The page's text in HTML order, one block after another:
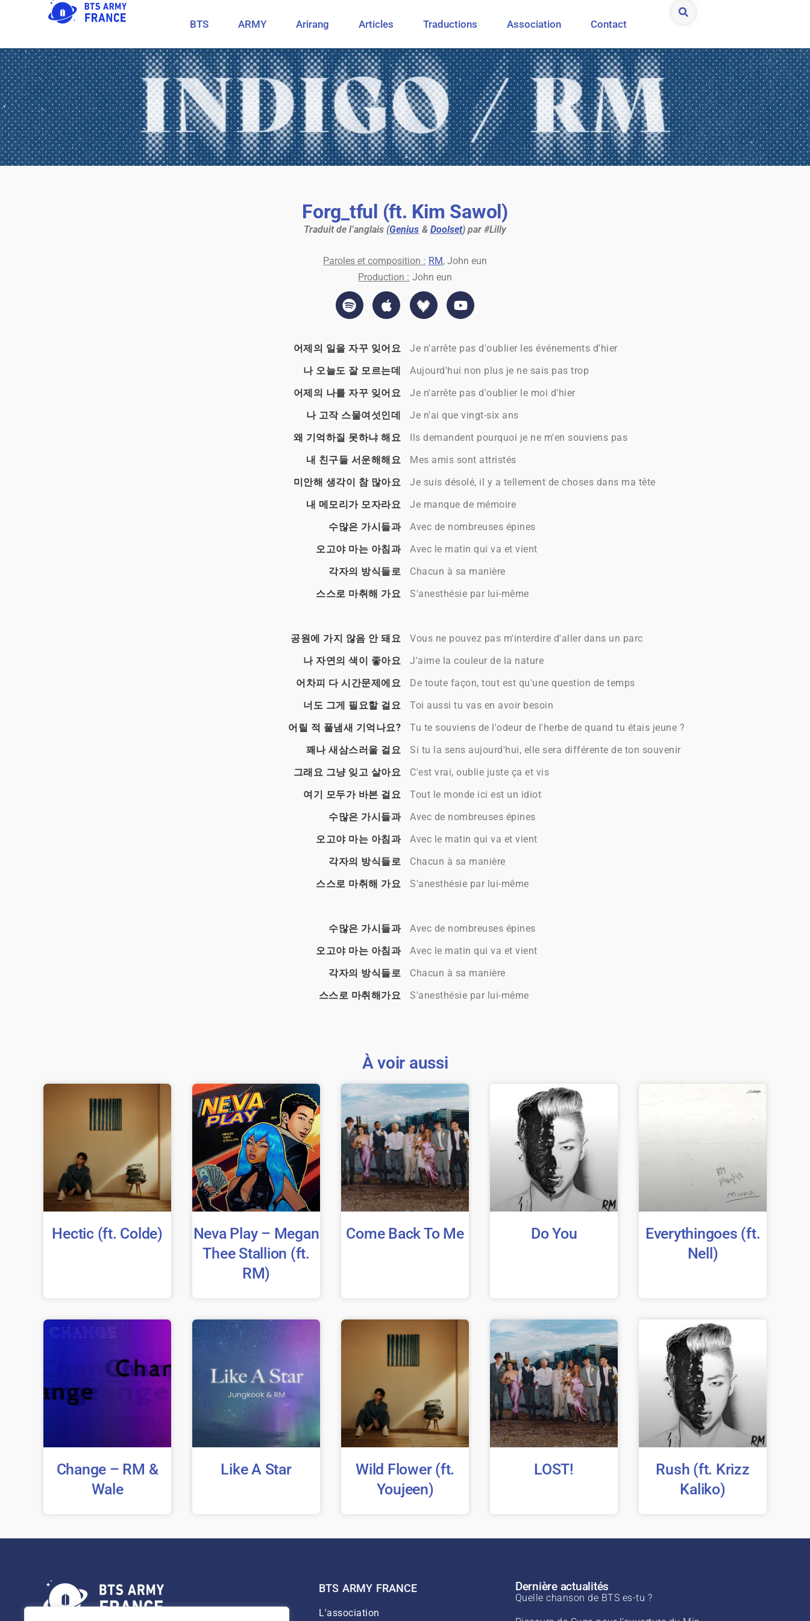
BTS ARMY Arirang Articles Traductions Association Contact
Forg_tful (ft. Kim Sawol)
Traduit de l’anglais (Genius & Doolset) par #Lilly
Paroles et composition : RM, John eun
Production : John eun
어제의 일을 자꾸 잊어요
Je n'arrête pas d'oublier les événements d'hier
나 오늘도 잘 모르는데
Aujourd'hui non plus je ne sais pas trop
어제의 나를 자꾸 잊어요
Je n'arrête pas d'oublier le moi d'hier
나 고작 스물여섯인데
Je n'ai que vingt-six ans
왜 기억하질 못하냐 해요
Ils demandent pourquoi je ne m'en souviens pas
내 친구들 서운해해요
Mes amis sont attristés
미안해 생각이 참 많아요
Je suis désolé, il y a tellement de choses dans ma tête
내 메모리가 모자라요
Je manque de mémoire
수많은 가시들과
Avec de nombreuses épines
오고야 마는 아침과
Avec le matin qui va et vient
각자의 방식들로
Chacun à sa manière
스스로 마취해 가요
S'anesthésie par lui-même
공원에 가지 않음 안 돼요
Vous ne pouvez pas m'interdire d'aller dans un parc
나 자연의 색이 좋아요
J'aime la couleur de la nature
어차피 다 시간문제에요
De toute façon, tout est qu'une question de temps
너도 그게 필요할 걸요
Toi aussi tu vas en avoir besoin
어릴 적 풀냄새 기억나요?
Tu te souviens de l'odeur de l'herbe de quand tu étais jeune ?
꽤나 새삼스러울 걸요
Si tu la sens aujourd'hui, elle sera différente de ton souvenir
그래요 그냥 잊고 살아요
C'est vrai, oublie juste ça et vis
여기 모두가 바본 걸요
Tout le monde ici est un idiot
수많은 가시들과
Avec de nombreuses épines
오고야 마는 아침과
Avec le matin qui va et vient
각자의 방식들로
Chacun à sa manière
스스로 마취해 가요
S'anesthésie par lui-même
수많은 가시들과
Avec de nombreuses épines
오고야 마는 아침과
Avec le matin qui va et vient
각자의 방식들로
Chacun à sa manière
스스로 마취해가요
S'anesthésie par lui-même
À voir aussi
Hectic (ft. Colde)
Neva Play – Megan
Thee Stallion (ft.
RM)
Come Back To Me Do You
Everythingoes (ft.
Nell)
Change – RM &
Wale
Like A Star
Wild Flower (ft.
Youjeen)
LOST!
Rush (ft. Krizz
Kaliko)
BTS ARMY FRANCE
L'association
Dernière actualités
Quelle chanson de BTS es-tu ?